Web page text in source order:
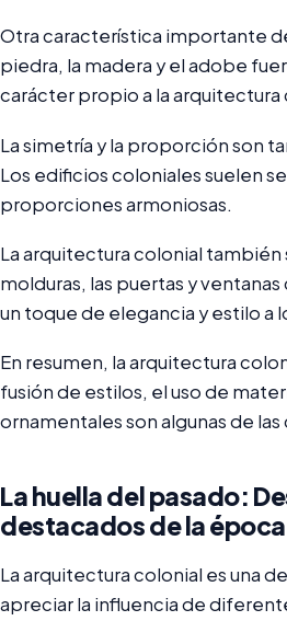
Otra característica importante
piedra, la madera y el adobe
carácter propio a la arquitectura
La simetría y la proporción son
Los edificios coloniales suelen
proporciones armoniosas.
La arquitectura colonial
molduras, las puertas y
un toque de elegancia y estilo a
En resumen, la arquitectura
fusión de estilos, el uso de
ornamentales son algunas de
La huella del pasado:
destacados de la
La arquitectura colonial es una
apreciar la influencia de